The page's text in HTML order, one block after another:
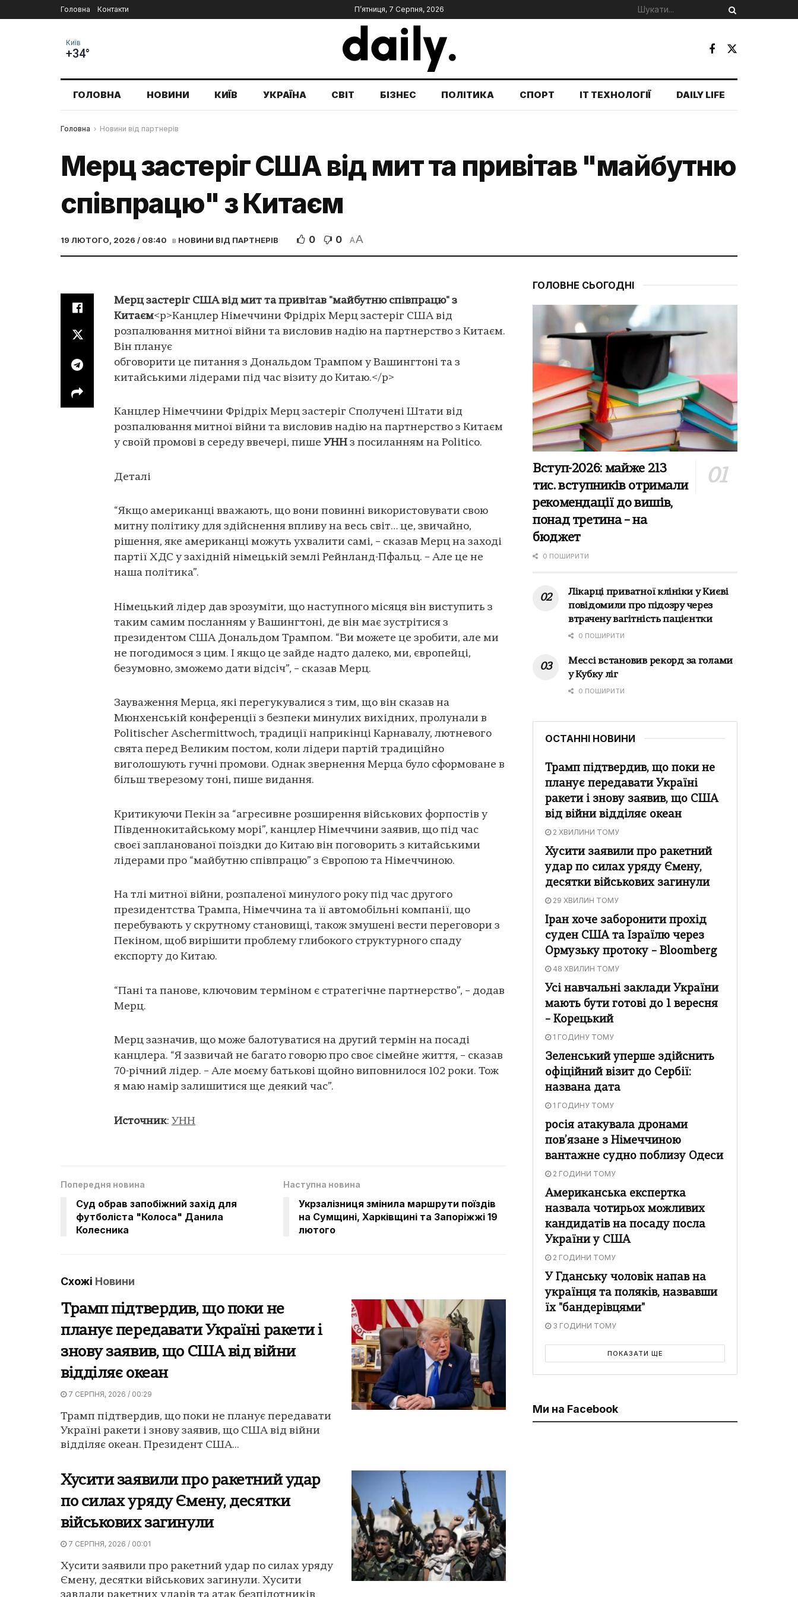
Головна Контакти П’ятниця, 7 Серпня, 2026
Київ
+34°
ГОЛОВНА НОВИНИ КИЇВ УКРАЇНА СВІТ БІЗНЕС ПОЛІТИКА СПОРТ IT ТЕХНОЛОГІЇ DAILY LIFE
Головна Новини від партнерів
Мерц застеріг США від мит та привітав "майбутню
співпрацю" з Китаєм
19 ЛЮТОГО, 2026 / 08:40 в НОВИНИ ВІД ПАРТНЕРІВ 0 0 AA
Мерц застеріг США від мит та привітав "майбутню співпрацю" з
Китаєм<p>Канцлер Німеччини Фрідріх Мерц застеріг США від
розпалювання митної війни та висловив надію на партнерство з Китаєм.
Він планує
обговорити це питання з Дональдом Трампом у Вашингтоні та з
китайськими лідерами під час візиту до Китаю.</p>
Канцлер Німеччини Фрідріх Мерц застеріг Сполучені Штати від
розпалювання митної війни та висловив надію на партнерство з Китаєм
у своїй промові в середу ввечері, пише УНН з посиланням на Politico.
Деталі
“Якщо американці вважають, що вони повинні використовувати свою
митну політику для здійснення впливу на весь світ… це, звичайно,
рішення, яке американці можуть ухвалити самі, – сказав Мерц на заході
партії ХДС у західній німецькій землі Рейнланд-Пфальц. – Але це не
наша політика”.
Німецький лідер дав зрозуміти, що наступного місяця він виступить з
таким самим посланням у Вашингтоні, де він має зустрітися з
президентом США Дональдом Трампом. “Ви можете це зробити, але ми
не погодимося з цим. І якщо це зайде надто далеко, ми, європейці,
безумовно, зможемо дати відсіч”, – сказав Мерц.
Зауваження Мерца, які перегукувалися з тим, що він сказав на
Мюнхенській конференції з безпеки минулих вихідних, пролунали в
Politischer Aschermittwoch, традиції наприкінці Карнавалу, лютневого
свята перед Великим постом, коли лідери партій традиційно
виголошують гучні промови. Однак звернення Мерца було сформоване в
більш тверезому тоні, пише видання.
Критикуючи Пекін за “агресивне розширення військових форпостів у
Південнокитайському морі”, канцлер Німеччини заявив, що під час
своєї запланованої поїздки до Китаю він поговорить з китайськими
лідерами про “майбутню співпрацю” з Європою та Німеччиною.
На тлі митної війни, розпаленої минулого року під час другого
президентства Трампа, Німеччина та її автомобільні компанії, що
перебувають у скрутному становищі, також змушені вести переговори з
Пекіном, щоб вирішити проблему глибокого структурного спаду
експорту до Китаю.
“Пані та панове, ключовим терміном є стратегічне партнерство”, – додав
Мерц.
Мерц зазначив, що може балотуватися на другий термін на посаді
канцлера. “Я зазвичай не багато говорю про своє сімейне життя, – сказав
70-річний лідер. – Але моєму батькові щойно виповнилося 102 роки. Тож
я маю намір залишитися ще деякий час”.
Источник: УНН
Попередня новина
Суд обрав запобіжний захід для
футболіста "Колоса" Данила
Колесника
Наступна новина
Укрзалізниця змінила маршрути поїздів
на Сумщині, Харківщині та Запоріжжі 19
лютого
Схожі Новини
Трамп підтвердив, що поки не
планує передавати Україні ракети і
знову заявив, що США від війни
відділяє океан
7 СЕРПНЯ, 2026 / 00:29
Трамп підтвердив, що поки не планує передавати
Україні ракети і знову заявив, що США від війни
відділяє океан. Президент США...
Хусити заявили про ракетний удар
по силах уряду Ємену, десятки
військових загинули
7 СЕРПНЯ, 2026 / 00:01
Хусити заявили про ракетний удар по силах уряду
Ємену, десятки військових загинули. Хусити
ГОЛОВНЕ СЬОГОДНІ
Вступ-2026: майже 213
тис. вступників отримали
рекомендації до вишів,
понад третина – на
бюджет
0 ПОШИРИТИ
Лікарці приватної клініки у Києві
повідомили про підозру через
втрачену вагітність пацієнтки
0 ПОШИРИТИ
Мессі встановив рекорд за голами
у Кубку ліг
0 ПОШИРИТИ
ОСТАННІ НОВИНИ
Трамп підтвердив, що поки не
планує передавати Україні
ракети і знову заявив, що США
від війни відділяє океан
2 ХВИЛИНИ ТОМУ
Хусити заявили про ракетний
удар по силах уряду Ємену,
десятки військових загинули
29 ХВИЛИН ТОМУ
Іран хоче заборонити прохід
суден США та Ізраїлю через
Ормузьку протоку – Bloomberg
48 ХВИЛИН ТОМУ
Усі навчальні заклади України
мають бути готові до 1 вересня
– Корецький
1 ГОДИНУ ТОМУ
Зеленський уперше здійснить
офіційний візит до Сербії:
названа дата
1 ГОДИНУ ТОМУ
росія атакувала дронами
пов’язане з Німеччиною
вантажне судно поблизу Одеси
2 ГОДИНИ ТОМУ
Американська експертка
назвала чотирьох можливих
кандидатів на посаду посла
України у США
2 ГОДИНИ ТОМУ
У Гданську чоловік напав на
українця та поляків, назвавши
їх "бандерівцями"
3 ГОДИНИ ТОМУ
ПОКАЗАТИ ЩЕ
Ми на Facebook